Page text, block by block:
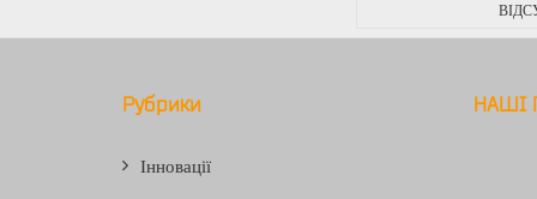
Рубрики
Інновації
НАШІ